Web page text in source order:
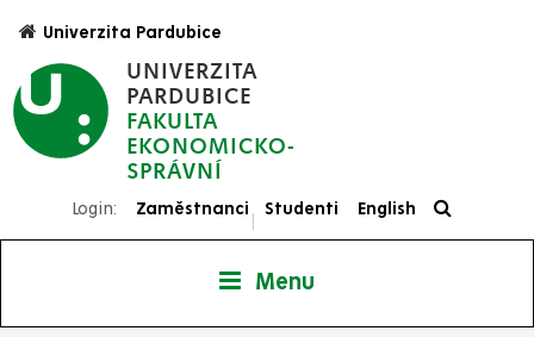
hlavnímu
obsahu
UNIVERZITA
PARDUBICE
FAKULTA
EKONOMICKO-
SPRÁVNÍ
Univerzita Pardubice
Login: Zaměstnanci
|
Studenti English
Menu